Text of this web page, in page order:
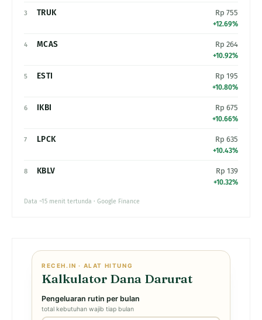
3 TRUK Rp 755
+12.69%
4 MCAS Rp 264
+10.92%
5 ESTI Rp 195
+10.80%
6 IKBI Rp 675
+10.66%
7 LPCK Rp 635
+10.43%
8 KBLV Rp 139
+10.32%
Data ~15 menit tertunda · Google Finance
RECEH.IN · ALAT HITUNG
Kalkulator Dana Darurat
Pengeluaran rutin per bulan
total kebutuhan wajib tiap bulan